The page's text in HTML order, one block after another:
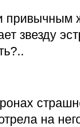
привычным
звезду
на